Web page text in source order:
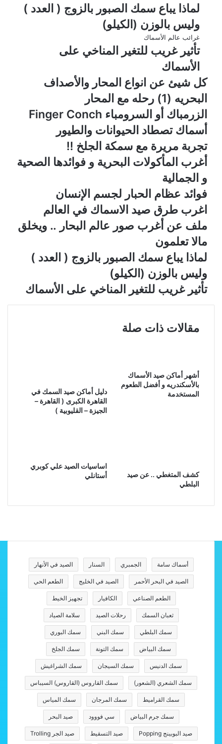
لماذا يباع سمك الصبور بالزوج ( العدد )
وليس بالوزن (الكيلو)
غرائب عالم الأسماك
تأثير غريب للتغير المناخي على
الأسماك
كل شيئ عن انواع المحار والأصداف
البحريه (1) رحله مع المحار
الزرمباك أو السرومباء Finger Conch
أسماك تصطاد الحيوانات والطيور
تجربة مريرة مع سمكة الجلخ !!
أغرب المأكولات البحرية و فوائدها الصحية
و الجمالية
فوائد عظام الحبار لجسم الإنسان
اغرب طرق صيد الاسماك في العالم
ملف عن أغرب صور عالم البحار .. ويخلق
مالا تعلمون
لماذا يباع سمك الصبور بالزوج ( العدد )
وليس بالوزن (الكيلو)
تأثير غريب للتغير المناخي على الأسماك
مقالات ذات صلة
دليل أماكن صيد السمك في
القاهرة الكبرى ( القاهرة –
الجيزة – القليوبية )
أشهر أماكن صيد الأسماك
بالأسكندريه و أفضل الطعوم
المستخدمة
اساسيات الصيد علي كوبري
أستانلي
كشف المتغطي .. عن صيد
البلطي
أسماك سامة الجمبري السنار الصيد في الأنهار
الصيد في البحر الأحمر الصيد في الخليج الطعم الحي
الطعم الصناعي الكافيار تجهيز الخيط
ثعبان السمك رحلات الصيد سلامة الصياد
سمك البلطي سمك البني سمك البوري
سمك البياض سمك التونة سمك الجلخ
سمك الدنيس سمك السيجان سمك الشراغيش
سمك الشعري (الشعور) سمك القاروس (القاروس) السيباس
سمك القراميط سمك المرجان سمك المياس
سمك جرم البياض سي فووود صيد البحر
صيد البوبينج Popping صيد التسقيط صيد الجر Trolling